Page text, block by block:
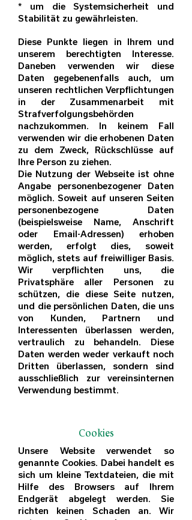
* um die Systemsicherheit und
Stabilität zu gewährleisten.
Diese Punkte liegen in Ihrem und
unserem berechtigten Interesse.
Daneben verwenden wir diese
Daten gegebenenfalls auch, um
unseren rechtlichen Verpflichtungen
in der Zusammenarbeit mit
Strafverfolgungsbehörden
nachzukommen. In keinem Fall
verwenden wir die erhobenen Daten
zu dem Zweck, Rückschlüsse auf
Ihre Person zu ziehen.
Die Nutzung der Webseite ist ohne
Angabe personenbezogener Daten
möglich. Soweit auf unseren Seiten
personenbezogene Daten
(beispielsweise Name, Anschrift
oder Email-Adressen) erhoben
werden, erfolgt dies, soweit
möglich, stets auf freiwilliger Basis.
Wir verpflichten uns, die
Privatsphäre aller Personen zu
schützen, die diese Seite nutzen,
und die persönlichen Daten, die uns
von Kunden, Partnern und
Interessenten überlassen werden,
vertraulich zu behandeln. Diese
Daten werden weder verkauft noch
Dritten überlassen, sondern sind
ausschließlich zur vereinsinternen
Verwendung bestimmt.
Cookies
Unsere Website verwendet so
genannte Cookies. Dabei handelt es
sich um kleine Textdateien, die mit
Hilfe des Browsers auf Ihrem
Endgerät abgelegt werden. Sie
richten keinen Schaden an. Wir